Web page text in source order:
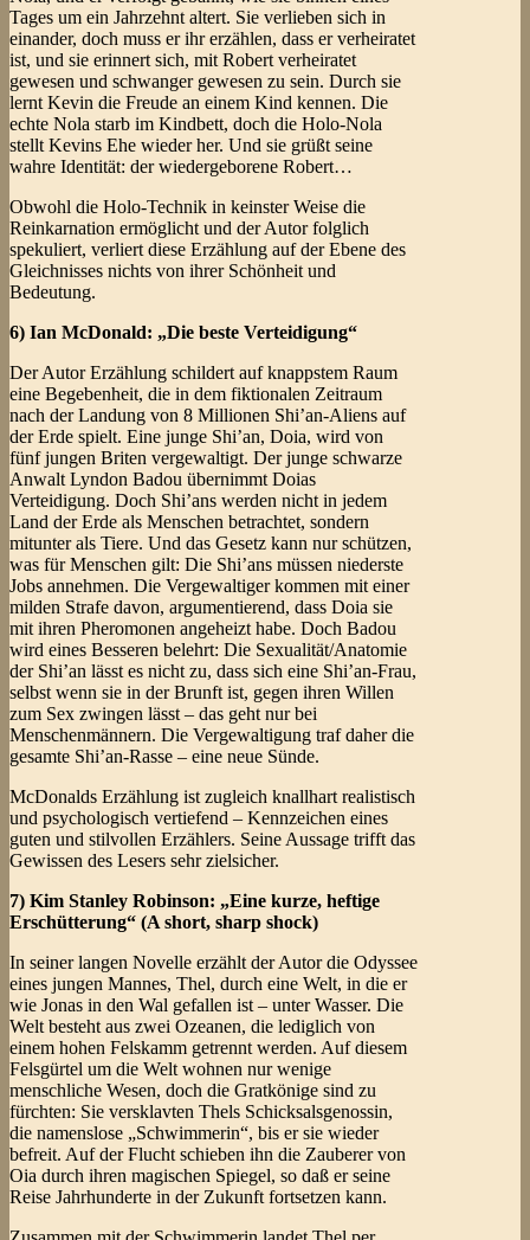
Tages um ein Jahrzehnt altert. Sie verlieben sich in
einander, doch muss er ihr erzählen, dass er verheiratet
ist, und sie erinnert sich, mit Robert verheiratet
gewesen und schwanger gewesen zu sein. Durch sie
lernt Kevin die Freude an einem Kind kennen. Die
echte Nola starb im Kindbett, doch die Holo-Nola
stellt Kevins Ehe wieder her. Und sie grüßt seine
wahre Identität: der wiedergeborene Robert…
Obwohl die Holo-Technik in keinster Weise die
Reinkarnation ermöglicht und der Autor folglich
spekuliert, verliert diese Erzählung auf der Ebene des
Gleichnisses nichts von ihrer Schönheit und
Bedeutung.
6) Ian McDonald: „Die beste Verteidigung“
Der Autor Erzählung schildert auf knappstem Raum
eine Begebenheit, die in dem fiktionalen Zeitraum
nach der Landung von 8 Millionen Shi’an-Aliens auf
der Erde spielt. Eine junge Shi’an, Doia, wird von
fünf jungen Briten vergewaltigt. Der junge schwarze
Anwalt Lyndon Badou übernimmt Doias
Verteidigung. Doch Shi’ans werden nicht in jedem
Land der Erde als Menschen betrachtet, sondern
mitunter als Tiere. Und das Gesetz kann nur schützen,
was für Menschen gilt: Die Shi’ans müssen niederste
Jobs annehmen. Die Vergewaltiger kommen mit einer
milden Strafe davon, argumentierend, dass Doia sie
mit ihren Pheromonen angeheizt habe. Doch Badou
wird eines Besseren belehrt: Die Sexualität/Anatomie
der Shi’an lässt es nicht zu, dass sich eine Shi’an-Frau,
selbst wenn sie in der Brunft ist, gegen ihren Willen
zum Sex zwingen lässt – das geht nur bei
Menschenmännern. Die Vergewaltigung traf daher die
gesamte Shi’an-Rasse – eine neue Sünde.
McDonalds Erzählung ist zugleich knallhart realistisch
und psychologisch vertiefend – Kennzeichen eines
guten und stilvollen Erzählers. Seine Aussage trifft das
Gewissen des Lesers sehr zielsicher.
7) Kim Stanley Robinson: „Eine kurze, heftige
Erschütterung“ (A short, sharp shock)
In seiner langen Novelle erzählt der Autor die Odyssee
eines jungen Mannes, Thel, durch eine Welt, in die er
wie Jonas in den Wal gefallen ist – unter Wasser. Die
Welt besteht aus zwei Ozeanen, die lediglich von
einem hohen Felskamm getrennt werden. Auf diesem
Felsgürtel um die Welt wohnen nur wenige
menschliche Wesen, doch die Gratkönige sind zu
fürchten: Sie versklavten Thels Schicksalsgenossin,
die namenslose „Schwimmerin“, bis er sie wieder
befreit. Auf der Flucht schieben ihn die Zauberer von
Oia durch ihren magischen Spiegel, so daß er seine
Reise Jahrhunderte in der Zukunft fortsetzen kann.